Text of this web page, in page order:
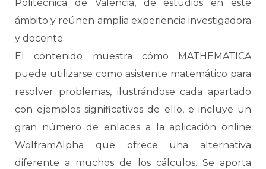
Politécnica de Valencia, de estudios en este
ámbito y reúnen amplia experiencia investigadora
y docente.
El contenido muestra cómo MATHEMATICA
puede utilizarse como asistente matemático para
resolver problemas, ilustrándose cada apartado
con ejemplos significativos de ello, e incluye un
gran número de enlaces a la aplicación online
WolframAlpha que ofrece una alternativa
diferente a muchos de los cálculos. Se aporta